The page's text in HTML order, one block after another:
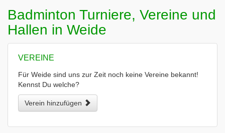
Badminton Turniere, Vereine und
Hallen in Weide
VEREINE
Für Weide sind uns zur Zeit noch keine Vereine bekannt!
Kennst Du welche?
Verein hinzufügen